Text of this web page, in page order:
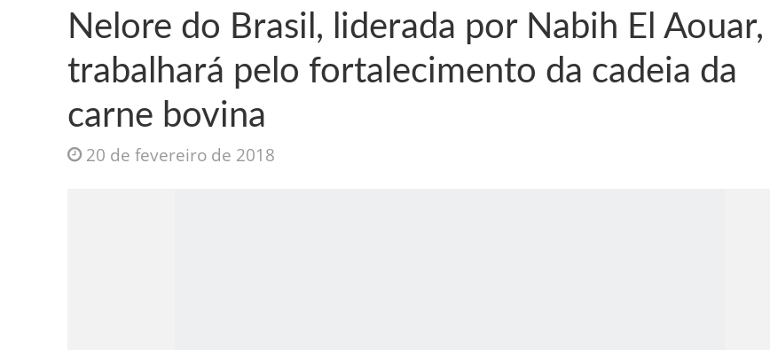
Nelore do Brasil, liderada por Nabih El Aouar,
trabalhará pelo fortalecimento da cadeia da
carne bovina
20 de fevereiro de 2018